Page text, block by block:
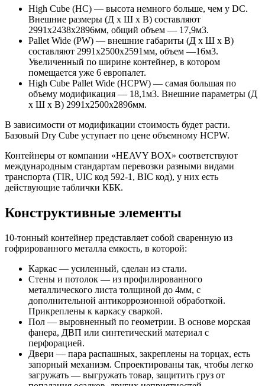
High Cube (HC) — высота немного больше, чем у DC.
Внешние размеры (Д х Ш х В) составляют
2991х2438х2896мм, общий объем — 17,9м3.
Pallet Wide (PW) — внешние габариты (Д х Ш х В)
составляют 2991х2500х2591мм, объем —16м3.
Увеличенный по ширине контейнер, в котором
помещается уже 6 европалет.
High Cube Pallet Wide (HCPW) — самая большая по
объему модификация — 18,1м3. Внешние параметры (Д
х Ш х В) 2991х2500х2896мм.
В зависимости от модификации стоимость будет расти.
Базовый Dry Cube уступает по цене объемному HCPW.
Контейнеры от компании «HEAVY BOX» соответствуют
международным стандартам перевозки разными видами
транспорта (TIR, UIC код 592-1, BIC код), у них есть
действующие таблички КБК.
Конструктивные элементы
10-тонный контейнер представляет собой сваренную из
гофрированного металла емкость, в которой:
Каркас — усиленный, сделан из стали.
Стены и потолок — из профилированного
металлического листа толщиной до 4мм, с
дополнительной антикоррозионной обработкой.
Прикреплены к каркасу сваркой.
Пол — выровненный по геометрии. В основе морская
фанера, ДВП или синтетический материал с
перфорацией.
Двери — пара распашных, закреплены на торцах, есть
запорный механизм. Спроектированы так, чтобы легко
загружать — выгружать товар, защитить груз от